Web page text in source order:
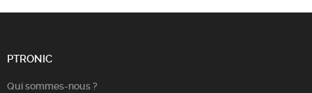
PTRONIC
Qui sommes-nous ?